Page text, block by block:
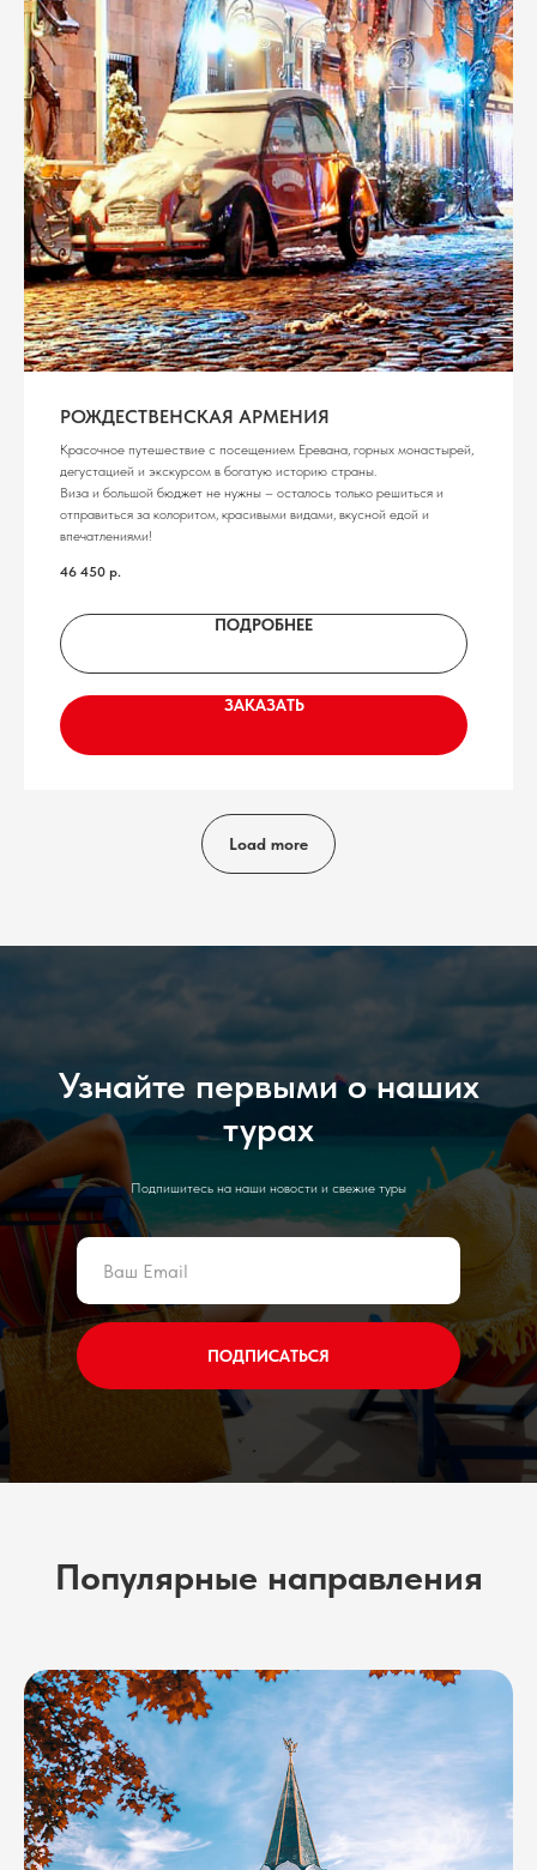
РОЖДЕСТВЕНСКАЯ АРМЕНИЯ
Красочное путешествие с посещением Еревана, горных монастырей,
дегустацией и экскурсом в богатую историю страны.
Виза и большой бюджет не нужны – осталось только решиться и
отправиться за колоритом, красивыми видами, вкусной едой и
впечатлениями!
46 450 р.
ПОДРОБНЕЕ
ЗАКАЗАТЬ
Load more
Узнайте первыми о наших
турах
Подпишитесь на наши новости и свежие туры
ПОДПИСАТЬСЯ
Популярные направления